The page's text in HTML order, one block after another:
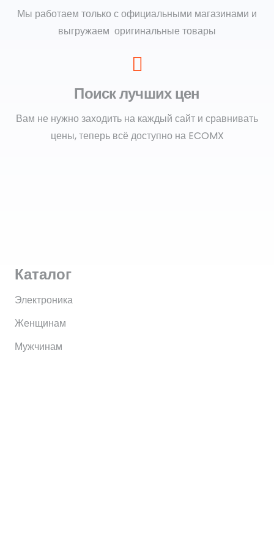
Мы работаем только с официальными магазинами и
выгружаем оригинальные товары
Поиск лучших цен
Вам не нужно заходить на каждый сайт и сравнивать
цены, теперь всё доступно на ECOMX
Каталог
Электроника
Женщинам
Мужчинам